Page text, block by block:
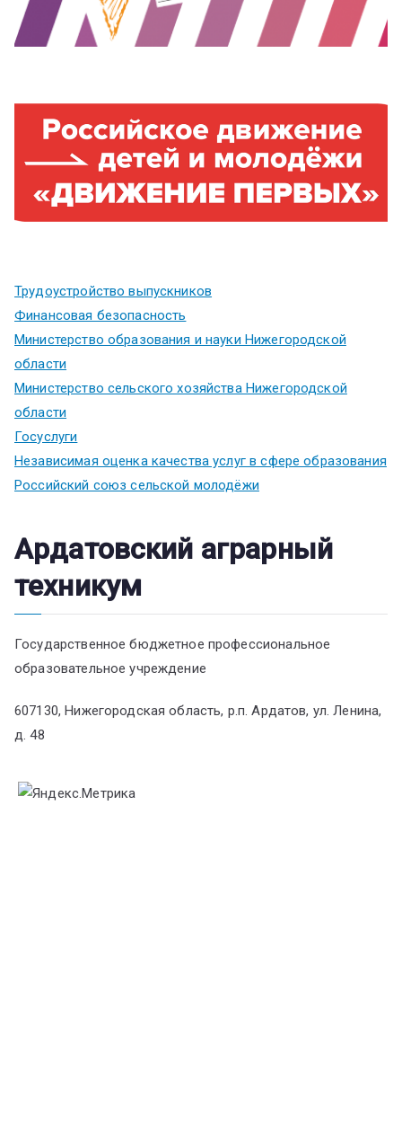
Трудоустройство выпускников
Финансовая безопасность
Министерство образования и науки Нижегородской
области
Министерство сельского хозяйства Нижегородской
области
Госуслуги
Независимая оценка качества услуг в сфере образования
Российский союз сельской молодёжи
Ардатовский аграрный
техникум
Государственное бюджетное профессиональное
образовательное учреждение
607130, Нижегородская область, р.п. Ардатов, ул. Ленина,
д. 48